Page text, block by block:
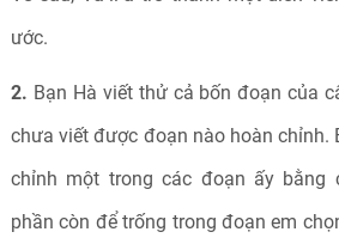
ước.
2. Bạn Hà viết thử cả bốn đoạn của
chưa viết được đoạn nào hoàn chỉnh.
chỉnh một trong các đoạn ấy bằng
phần còn để trống trong đoạn em